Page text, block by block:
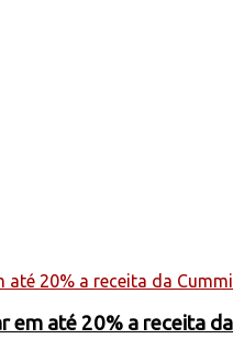
em até 20% a receita